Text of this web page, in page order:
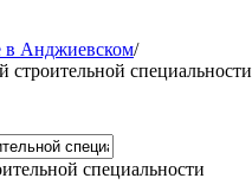
в Анджиевском/
строительной специальности
специальности